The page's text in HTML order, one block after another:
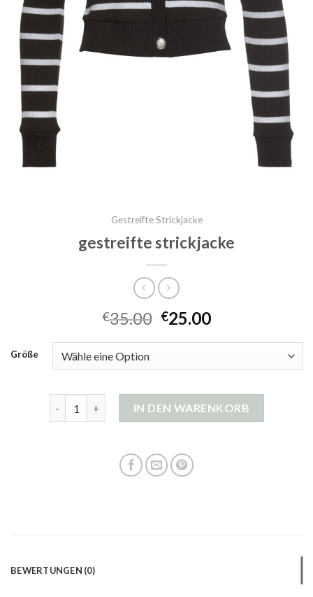
Gestreifte Strickjacke
gestreifte strickjacke
€35.00 €25.00
Größe
IN DEN WARENKORB
BEWERTUNGEN (0)